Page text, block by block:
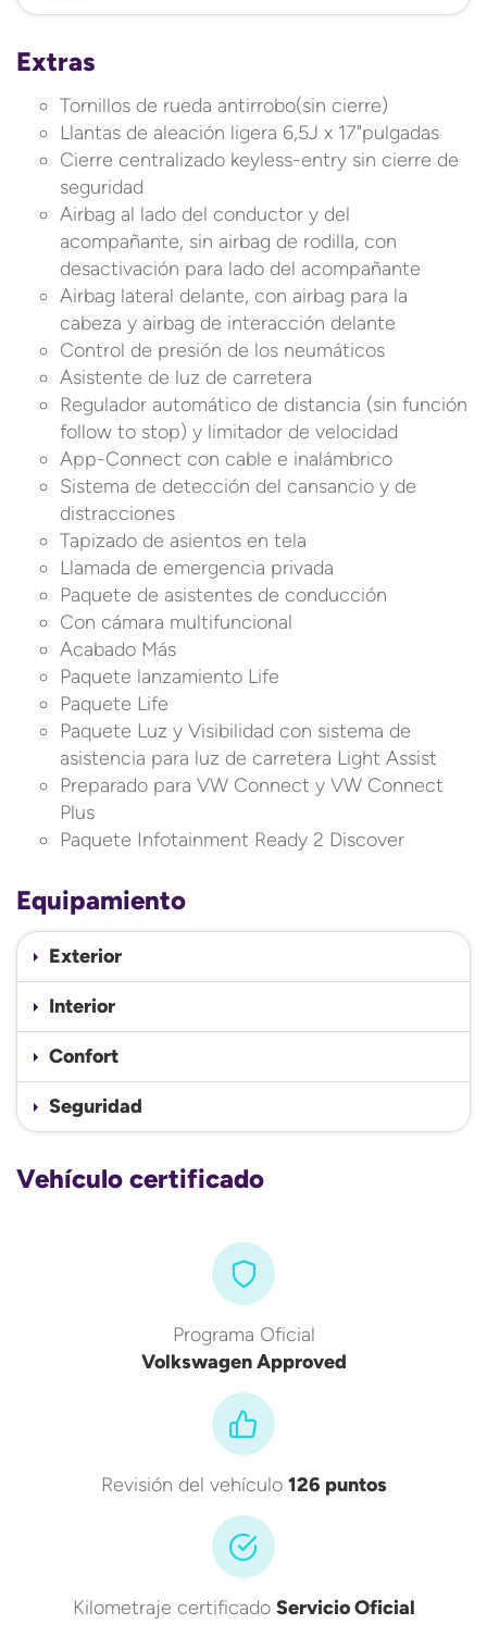
Extras
Tornillos de rueda antirrobo(sin cierre)
Llantas de aleación ligera 6,5J x 17"pulgadas
Cierre centralizado keyless-entry sin cierre de
seguridad
Airbag al lado del conductor y del
acompañante, sin airbag de rodilla, con
desactivación para lado del acompañante
Airbag lateral delante, con airbag para la
cabeza y airbag de interacción delante
Control de presión de los neumáticos
Asistente de luz de carretera
Regulador automático de distancia (sin función
follow to stop) y limitador de velocidad
App-Connect con cable e inalámbrico
Sistema de detección del cansancio y de
distracciones
Tapizado de asientos en tela
Llamada de emergencia privada
Paquete de asistentes de conducción
Con cámara multifuncional
Acabado Más
Paquete lanzamiento Life
Paquete Life
Paquete Luz y Visibilidad con sistema de
asistencia para luz de carretera Light Assist
Preparado para VW Connect y VW Connect
Plus
Paquete Infotainment Ready 2 Discover
Equipamiento
Exterior
Interior
Confort
Seguridad
Vehículo certificado
Programa Oficial
Volkswagen Approved
Revisión del vehículo 126 puntos
Kilometraje certificado Servicio Oficial